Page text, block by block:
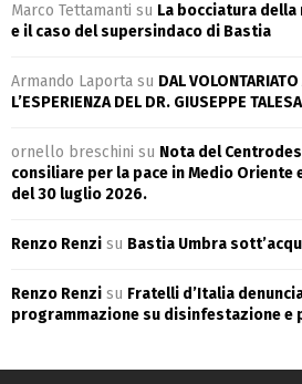
Marco Tettamanti su La bocciatura
e il caso del supersindaco di Bastia
Armando Laporta su DAL
L’ESPERIENZA DEL DR. GIUSEPPE
ornello breschini su Nota del
consiliare per la pace in Medio
del 30 luglio 2026.
Renzo Renzi su Bastia Umbra
Renzo Renzi su Fratelli d’Italia
programmazione su disinfestazione e